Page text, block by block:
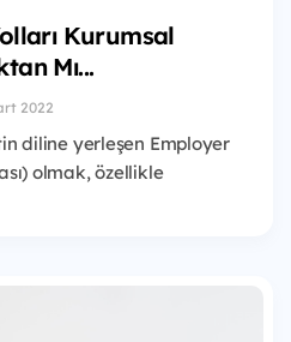
Kurumsal
Mı...
2022
diline yerleşen Employer
olmak, özellikle